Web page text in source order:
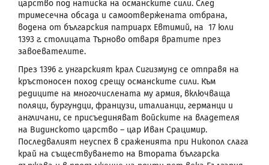
царство под натиска на османските сили. След
тримесечна обсада и самоотвержената отбрана,
водена от българския патриарх Евтимий, на 17 юли
1393 г. столицата Търново отваря вратите през
завоевателите.
През 1396 г. унгарският крал Сигизмунд се отправя на
кръстоносен поход срещу османските сили. Към
редиците на многочислената му армия, включваща
поляци, бургундци, французи, италианци, германци и
англичани, се присъединяват войските на владетеля
на Видинското царство – цар Иван Срацимир.
Последвалият неуспех в сраженията при Никопол слага
край на съществуването на Втората българска